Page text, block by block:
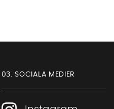
03. SOCIALA MEDIER